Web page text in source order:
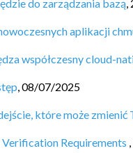
do zarządzania bazą,
aplikacji
współczesny cloud-
,08/07/2025
które może zmienić
Requirements ,